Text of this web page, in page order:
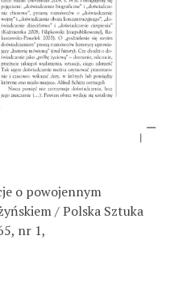
o powojennym
/ Polska Sztuka
nr 1,